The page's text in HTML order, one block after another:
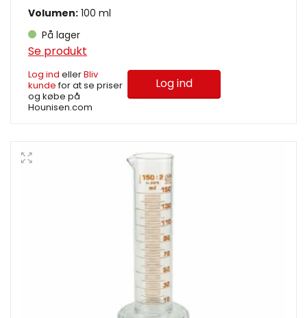
Volumen: 100 ml
På lager
Se produkt
Log ind ellerBliv
kundefor at se priser
og købe på
Hounisen.com
Log ind